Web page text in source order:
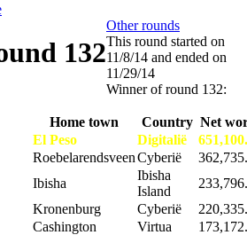
132
Other rounds
This round started on
11/8/14 and ended on
11/29/14
Winner of round 132:
Home town Country Net
El Peso Digitalië
RoebelarendsveenCyberië
Ibisha
Ibisha
Island
Kronenburg Cyberië
Cashington Virtua